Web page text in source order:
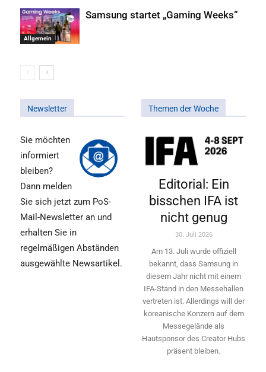
Allgemein
Samsung startet „Gaming Weeks“
Newsletter
Sie möchten
informiert
bleiben?
Dann melden
Sie sich jetzt zum PoS-
Mail-Newsletter an und
erhalten Sie in
regelmäßigen Abständen
ausgewählte Newsartikel.
Themen der Woche
Editorial: Ein
bisschen IFA ist
nicht genug
30. Juli 2026
Am 13. Juli wurde offiziell
bekannt, dass Samsung in
diesem Jahr nicht mit einem
IFA-Stand in den Messehallen
vertreten ist. Allerdings will ­der
koreanische Konzern auf dem
Messegelände als
Hautsponsor des Creator Hubs
präsent bleiben.